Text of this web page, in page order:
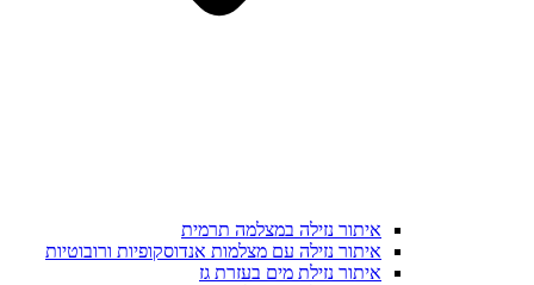
איתור נזילה במצלמה תרמית
איתור נזילה עם מצלמות אנדוסקופיות ורובוטיות
איתור נזילת מים בעזרת גז